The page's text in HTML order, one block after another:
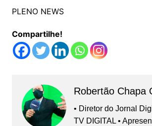
PLENO NEWS
Compartilhe!
Robertão Chapa
• Diretor do Jornal
TV DIGITAL •